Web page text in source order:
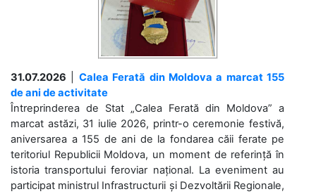
31.07.2026
Calea Ferată din Moldova a marcat 155
de ani de activitate
Întreprinderea de Stat „Calea Ferată din Moldova” a
marcat astăzi, 31 iulie 2026, printr-o ceremonie festivă,
aniversarea a 155 de ani de la fondarea căii ferate pe
teritoriul Republicii Moldova, un moment de referință în
istoria transportului feroviar național. La eveniment au
participat ministrul Infrastructurii și Dezvoltării Regionale,